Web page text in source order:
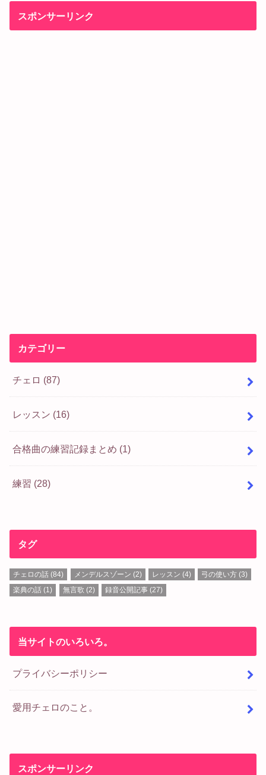
スポンサーリンク
カテゴリー
チェロ (87)
レッスン (16)
合格曲の練習記録まとめ (1)
練習 (28)
タグ
チェロの話 (84) メンデルスゾーン (2) レッスン (4) 弓の使い方 (3)
楽典の話 (1) 無言歌 (2) 録音公開記事(27)
当サイトのいろいろ。
プライバシーポリシー
愛用チェロのこと。
スポンサーリンク